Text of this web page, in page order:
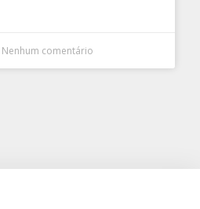
Nenhum comentário